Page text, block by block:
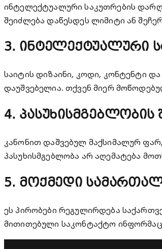
ინტელექტუალური საკუთრების
შეიძლება დაწესდეს ლიმიტი ან
3. ინტელექტუალური
საიტის დიზაინი, კოდი, კონტენტი
დაუშვებელია. თქვენ მიერ
4. პასუხისმგებლობის
კანონით დაშვებულ მაქსიმალურ
პასუხისმგებლობა არ აღემატება
5. მოქმედი
ეს პირობები რეგულირდება
მითითებული საკონტაქტო